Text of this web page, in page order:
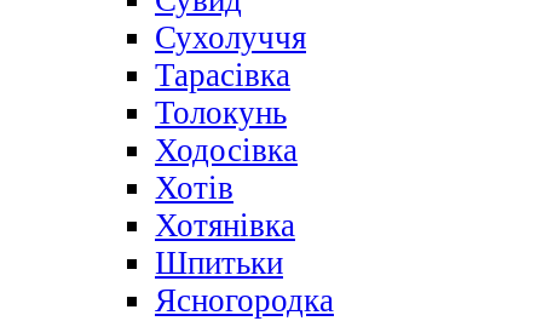
Сухолуччя
Тарасівка
Толокунь
Ходосівка
Хотів
Хотянівка
Шпитьки
Ясногородка